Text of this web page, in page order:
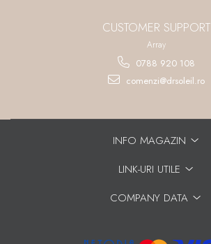
CUSTOMER SUPPORT
Array
0788 920 108
comenzi@drsoleil.ro
INFO MAGAZIN
LINK-URI UTILE
COMPANY DATA